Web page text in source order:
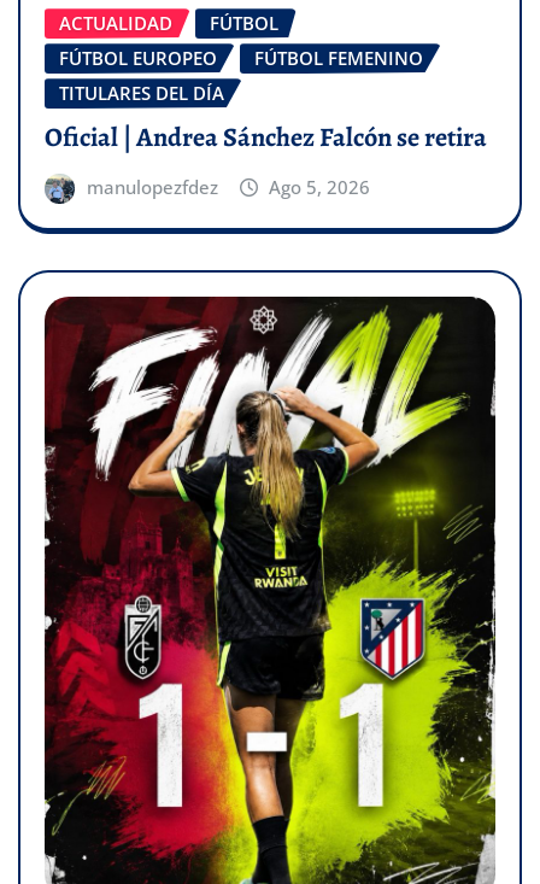
ACTUALIDAD
FÚTBOL
FÚTBOL EUROPEO
FÚTBOL FEMENINO
TITULARES DEL DÍA
Oficial | Andrea Sánchez Falcón se retira
manulopezfdez Ago 5, 2026